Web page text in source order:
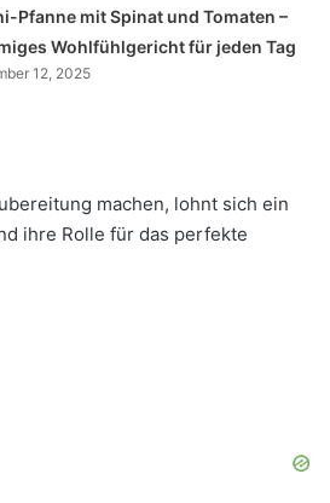
Pfanne mit Spinat und Tomaten –
Wohlfühlgericht für jeden Tag
12, 2025
machen, lohnt sich ein
ihre Rolle für das perfekte